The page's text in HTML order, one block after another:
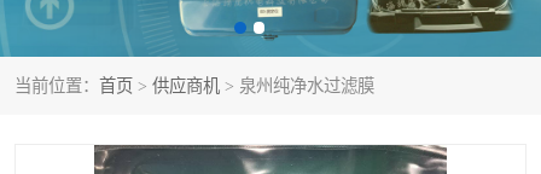
当前位置： 首页 > 供应商机 > 泉州纯净水过滤膜
水质检测仪 电导测试笔
PH电导测试仪